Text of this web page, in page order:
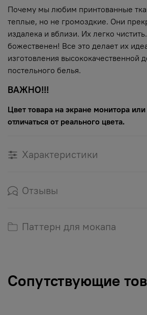
Почему мы любим принтованные
теплые, но не громоздкие. Они
издалека и вблизи. Их легко
божественен! Все это делает их
изготовления высококачественной
постельного белья.
ВАЖНО!!!
Цвет товара на экране монитора
отличаться от реального цвета.
Характеристики
Отзывы
Паттерн для мокапа
Сопутствующие